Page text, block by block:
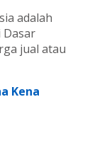
adalah
Dasar
jual atau
Kena